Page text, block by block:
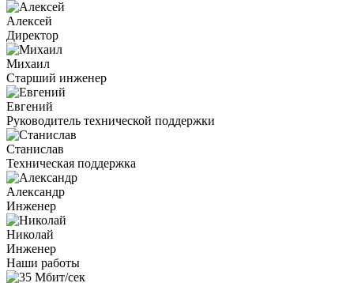
Алексей
Директор
Михаил
Старший инженер
Евгений
Руководитель технической поддержки
Станислав
Техническая поддержка
Александр
Инженер
Николай
Инженер
Наши работы